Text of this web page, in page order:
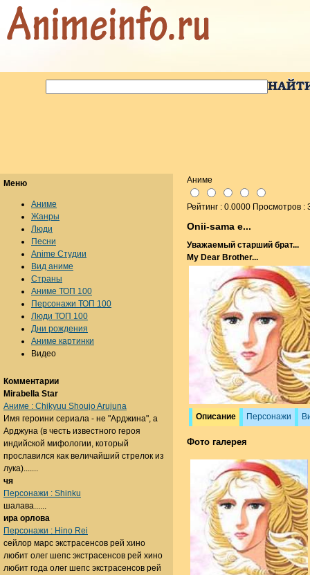
Аниме
Рейтинг : 0.0000 Просмотров :
Onii-sama e...
Уважаемый старший брат...
My Dear Brother...
Описание Персонажи
Фото галерея
Меню
Аниме
Жанры
Люди
Песни
Anime Студии
Вид аниме
Страны
Аниме ТОП 100
Персонажи ТОП 100
Люди ТОП 100
Дни рождения
Аниме картинки
Видео
Комментарии
Mirabella Star
Аниме : Chikyuu Shoujo Arujuna
Имя героини сериала - не "Арджина", а
Арджуна (в честь известного героя
индийской мифологии, который
прославился как величайший стрелок из
лука).......
чя
Персонажи : Shinku
шалава......
ира орлова
Персонажи : Hino Rei
сейлор марс экстрасенсов рей хино
любит олег шепс экстрасенсов рей хино
любит года олег шепс экстрасенсов рей